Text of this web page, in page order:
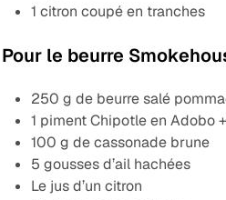
1 citron coupé en tranches
Pour le beurre
250 g de beurre salé
1 piment Chipotle en Adobo
100 g de cassonade brune
5 gousses d’ail hachées
Le jus d’un citron